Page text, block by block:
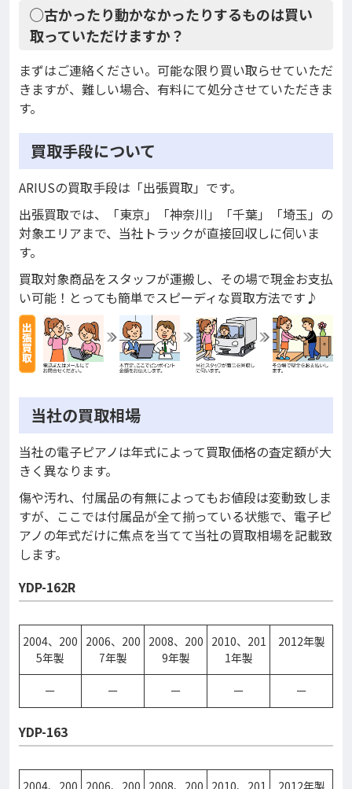
◯古かったり動かなかったりするものは買い
取っていただけますか？
まずはご連絡ください。可能な限り買い取らせていただ
きますが、難しい場合、有料にて処分させていただきま
す。
買取手段について
ARIUSの買取手段は「出張買取」です。
出張買取では、「東京」「神奈川」「千葉」「埼玉」の
対象エリアまで、当社トラックが直接回収しに伺いま
す。
買取対象商品をスタッフが運搬し、その場で現金お支払
い可能！とっても簡単でスピーディな買取方法です♪
当社の買取相場
当社の電子ピアノは年式によって買取価格の査定額が大
きく異なります。
傷や汚れ、付属品の有無によってもお値段は変動致しま
すが、ここでは付属品が全て揃っている状態で、電子ピ
アノの年式だけに焦点を当てて当社の買取相場を記載致
します。
YDP-162R
2004、200
5年製
2006、200
7年製
2008、200
9年製
2010、201
1年製
2012年製
ー ー ー ー ー
YDP-163